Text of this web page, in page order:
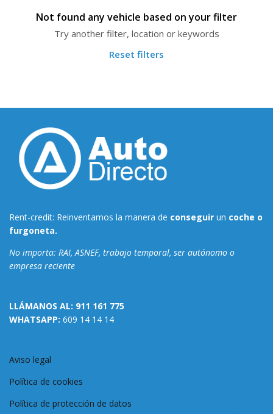
Not found any vehicle based on your filter
Try another filter, location or keywords
Reset filters
Rent-credit: Reinventamos la manera de conseguir un coche o
furgoneta.
No importa: RAI, ASNEF, trabajo temporal, ser autónomo o
empresa reciente
LLÁMANOS AL: 911 161 775
WHATSAPP: 609 14 14 14
Aviso legal
Política de cookies
Política de protección de datos